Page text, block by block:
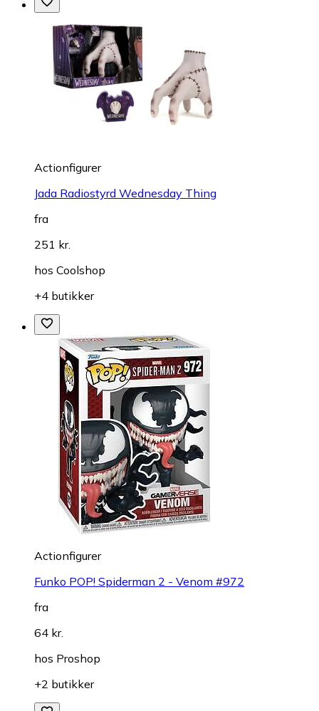
Actionfigurer
Jada Radiostyrd Wednesday Thing
fra
251 kr.
hos Coolshop
+4 butikker
Actionfigurer
Funko POP! Spiderman 2 - Venom #972
fra
64 kr.
hos Proshop
+2 butikker